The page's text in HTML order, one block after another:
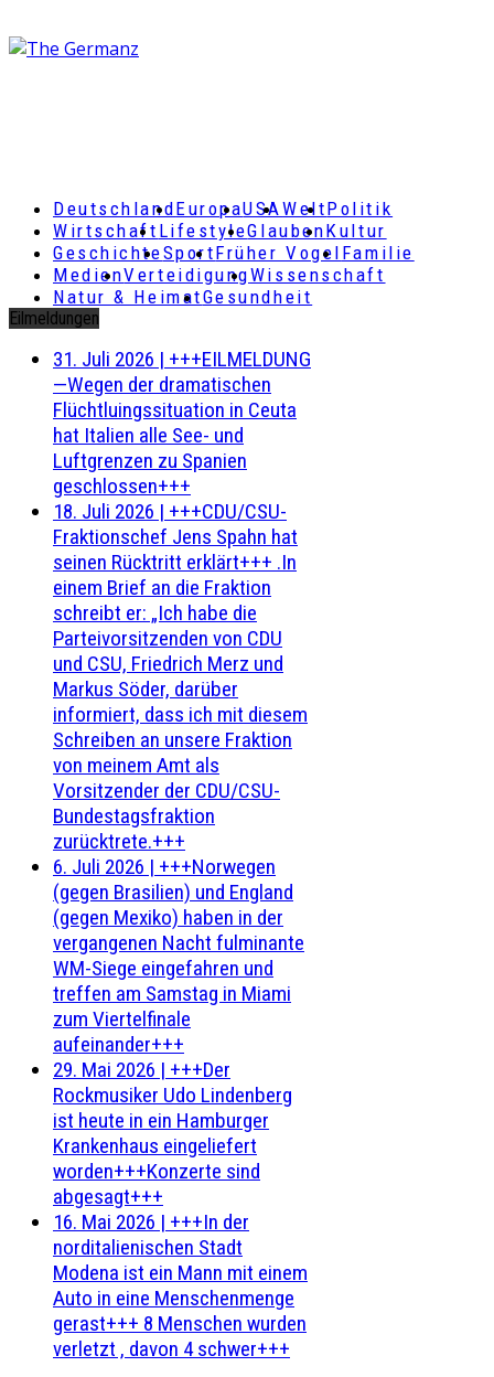
DeutschlandEuropaUSAWeltPolitik
Wirtschaft LifestyleGlaubenKultur
GeschichteSportFrüher Vogel Familie
MedienVerteidigungWissenschaft
Natur & HeimatGesundheit
Eilmeldungen
31. Juli 2026 | +++EILMELDUNG
—Wegen der dramatischen
Flüchtluingssituation in Ceuta
hat Italien alle See- und
Luftgrenzen zu Spanien
geschlossen+++
18. Juli 2026 | +++CDU/CSU-
Fraktionschef Jens Spahn hat
seinen Rücktritt erklärt+++ .In
einem Brief an die Fraktion
schreibt er: „Ich habe die
Parteivorsitzenden von CDU
und CSU, Friedrich Merz und
Markus Söder, darüber
informiert, dass ich mit diesem
Schreiben an unsere Fraktion
von meinem Amt als
Vorsitzender der CDU/CSU-
Bundestagsfraktion
zurücktrete.+++
6. Juli 2026 | +++Norwegen
(gegen Brasilien) und England
(gegen Mexiko) haben in der
vergangenen Nacht fulminante
WM-Siege eingefahren und
treffen am Samstag in Miami
zum Viertelfinale
aufeinander+++
29. Mai 2026 | +++Der
Rockmusiker Udo Lindenberg
ist heute in ein Hamburger
Krankenhaus eingeliefert
worden+++Konzerte sind
abgesagt+++
16. Mai 2026 | +++In der
norditalienischen Stadt
Modena ist ein Mann mit einem
Auto in eine Menschenmenge
gerast+++ 8 Menschen wurden
verletzt , davon 4 schwer+++